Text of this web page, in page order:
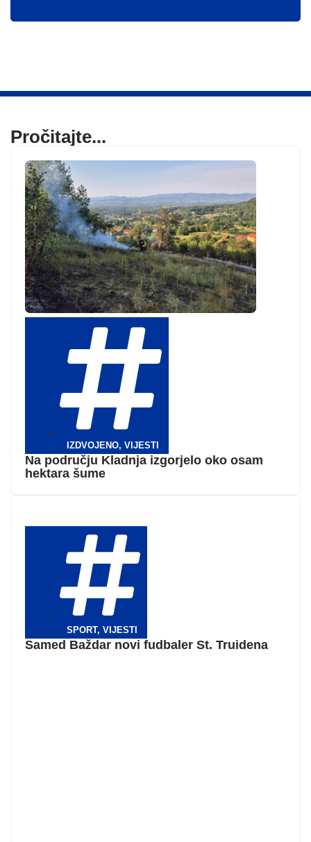
Pročitajte...
IZDVOJENO, VIJESTI
Na području Kladnja izgorjelo oko osam
hektara šume
SPORT, VIJESTI
Samed Baždar novi fudbaler St. Truidena